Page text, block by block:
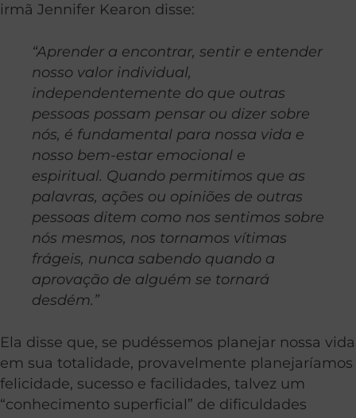
irmã Jennifer Kearon disse:
“Aprender a encontrar, sentir e entender
nosso valor individual,
independentemente do que outras
pessoas possam pensar ou dizer sobre
nós, é fundamental para nossa vida e
nosso bem-estar emocional e
espiritual. Quando permitimos que as
palavras, ações ou opiniões de outras
pessoas ditem como nos sentimos sobre
nós mesmos, nos tornamos vítimas
frágeis, nunca sabendo quando a
aprovação de alguém se tornará
desdém.”
Ela disse que, se pudéssemos planejar nossa vida
em sua totalidade, provavelmente planejaríamos
felicidade, sucesso e facilidades, talvez um
“conhecimento superficial” de dificuldades